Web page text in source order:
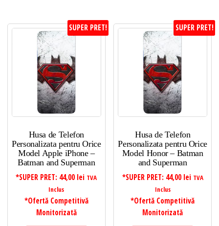
SUPER PRET!
Husa de Telefon
Personalizata pentru Orice
Model Apple iPhone –
Batman and Superman
*SUPER PRET: 44,00 lei TVA
Inclus
*Ofertă Competitivă
Monitorizată
SUPER PRET!
Husa de Telefon
Personalizata pentru Orice
Model Honor – Batman
and Superman
*SUPER PRET: 44,00 lei TVA
Inclus
*Ofertă Competitivă
Monitorizată